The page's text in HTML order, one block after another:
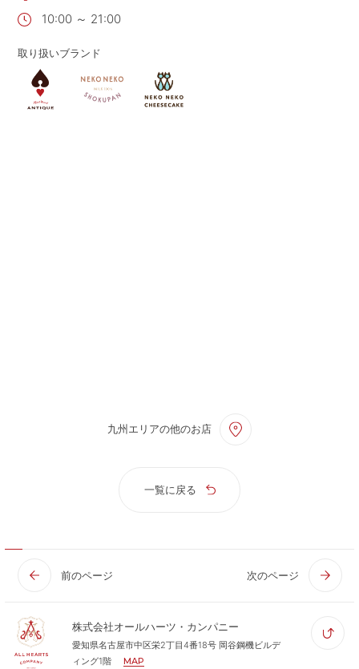
PRIVACY POLICY
RECRUIT 2027 新卒採用
RECRUIT 採用情報
10:00 ～ 21:00
取り扱いブランド
九州エリアの他のお店
一覧に戻る
前のページ 次のページ
株式会社オールハーツ・カンパニー
愛知県名古屋市中区栄2丁目4番18号 岡谷鋼機ビルデ
ィング1階
MAP